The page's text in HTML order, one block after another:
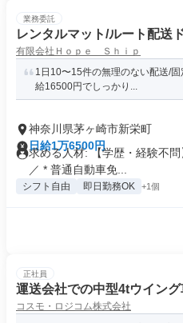
業務委託
レンタルマット/ルート配送
有限会社Ｈｏｐｅ Ｓｈｉｐ
1日10〜15件の無理のない配送/
給16500円でしっかり...
神奈川県茅ヶ崎市新栄町
日給1万6500円
求める人材: 【学歴・経験不
／ * 普通自動車免...
シフト自由 即日勤務OK +1個
正社員
運送会社での中型4tウイン
コスモ・ロジコム株式会社